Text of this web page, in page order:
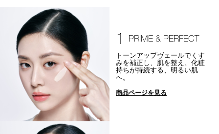
1 PRIME & PERFECT
トーンアップヴェールでくす
みを補正し、肌を整え、化粧
持ちが持続する、明るい肌
へ。
商品ページを見る